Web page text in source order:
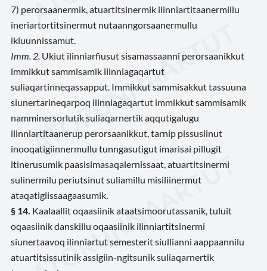
7) perorsaanermik, atuartitsinermik ilinniartitaanermillu
ineriartortitsinermut nutaanngorsaanermullu
ikiuunnissamut.
Imm. 2. Ukiut ilinniarfiusut sisamassaanni perorsaanikkut
immikkut sammisamik ilinniagaqartut
suliaqartinneqassapput. Immikkut sammisakkut tassuuna
siunertarineqarpoq ilinniagaqartut immikkut sammisamik
namminersorlutik suliaqarnertik aqqutigalugu
ilinniartitaanerup perorsaanikkut, tarnip pissusiinut
inooqatigiinnermullu tunngasutigut imarisai pillugit
itinerusumik paasisimasaqalernissaat, atuartitsinermi
sulinermilu periutsinut suliamillu misiliinermut
ataqatigiissaagaasumik.
§ 14. Kaalaallit oqaasiinik ataatsimoorutassanik, tuluit
oqaasiinik danskillu oqaasiinik ilinniartitsinermi
siunertaavoq ilinniartut semesterit siullianni aappaannilu
atuartitsissutinik assigiin-ngitsunik suliaqarnertik